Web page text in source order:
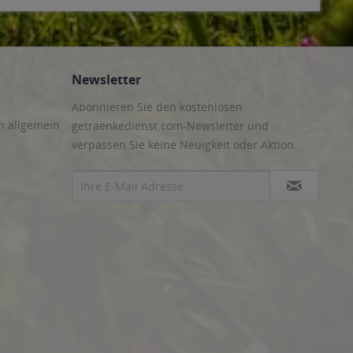
allgemein
Newsletter
Abonnieren Sie den kostenlosen
getraenkedienst.com-Newsletter und
verpassen Sie keine Neuigkeit oder Aktion.